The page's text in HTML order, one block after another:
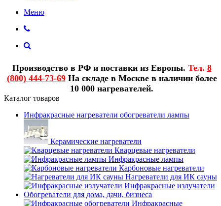
Меню
Производство в РФ и поставки из Европы. Тел. 8
(800) 444-73-69На складе в Москве в наличии более
10 000 нагревателей.
Каталог товаров
Инфракрасные нагреватели обогреватели лампы
Керамические нагреватели
Кварцевые нагреватели
Инфракрасные лампы
Карбоновые нагреватели
Нагреватели для ИК сауны
Инфракрасные излучатели
Обогреватели для дома, дачи, бизнеса
Инфракрасные